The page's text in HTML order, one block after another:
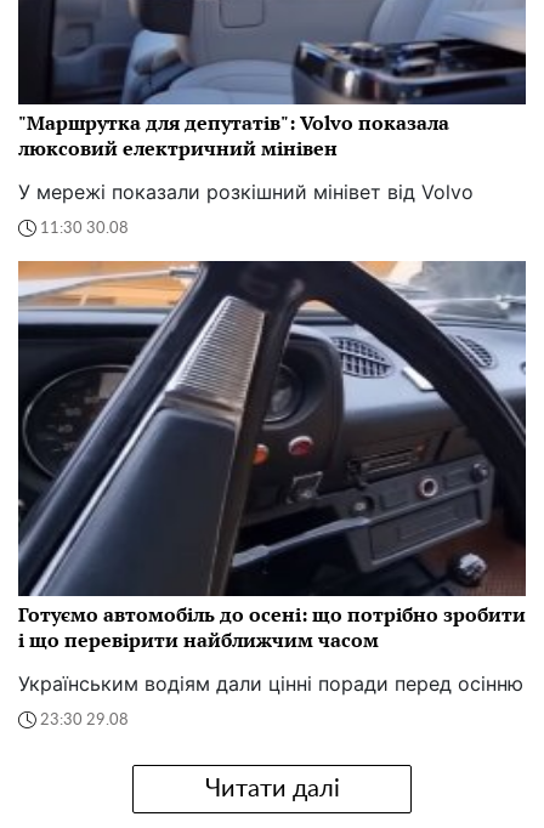
"Маршрутка для депутатів": Volvo показала
люксовий електричний мінівен
У мережі показали розкішний мінівет від Volvo
11:30 30.08
Готуємо автомобіль до осені: що потрібно зробити
і що перевірити найближчим часом
Українським водіям дали цінні поради перед осінню
23:30 29.08
Читати далі